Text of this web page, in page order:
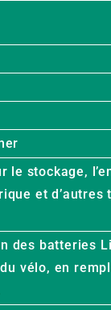
le stockage,
et d’autres
des batteries
vélo, en